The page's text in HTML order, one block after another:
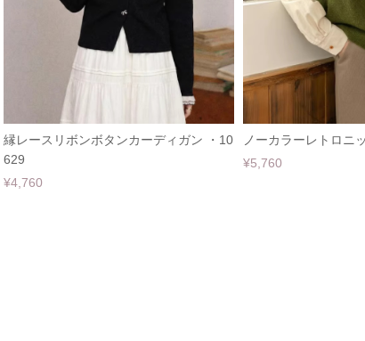
縁レースリボンボタンカーディガン ・10
629
¥4,760
ノーカラーレトロニ
¥5,760